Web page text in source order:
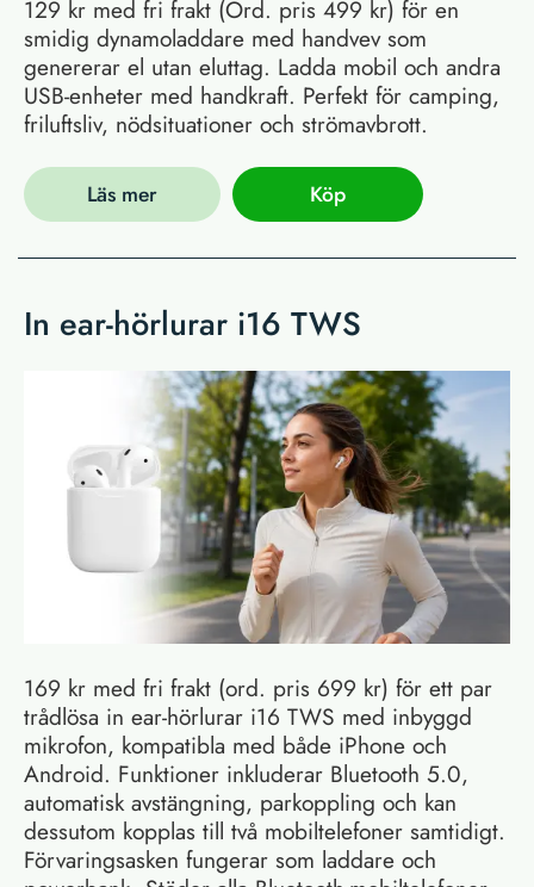
129 kr med fri frakt (Ord. pris 499 kr) för en
smidig dynamoladdare med handvev som
genererar el utan eluttag. Ladda mobil och andra
USB-enheter med handkraft. Perfekt för camping,
friluftsliv, nödsituationer och strömavbrott.
Läs mer Köp
In ear-hörlurar i16 TWS
169 kr med fri frakt (ord. pris 699 kr) för ett par
trådlösa in ear-hörlurar i16 TWS med inbyggd
mikrofon, kompatibla med både iPhone och
Android. Funktioner inkluderar Bluetooth 5.0,
automatisk avstängning, parkoppling och kan
dessutom kopplas till två mobiltelefoner samtidigt.
Förvaringsasken fungerar som laddare och